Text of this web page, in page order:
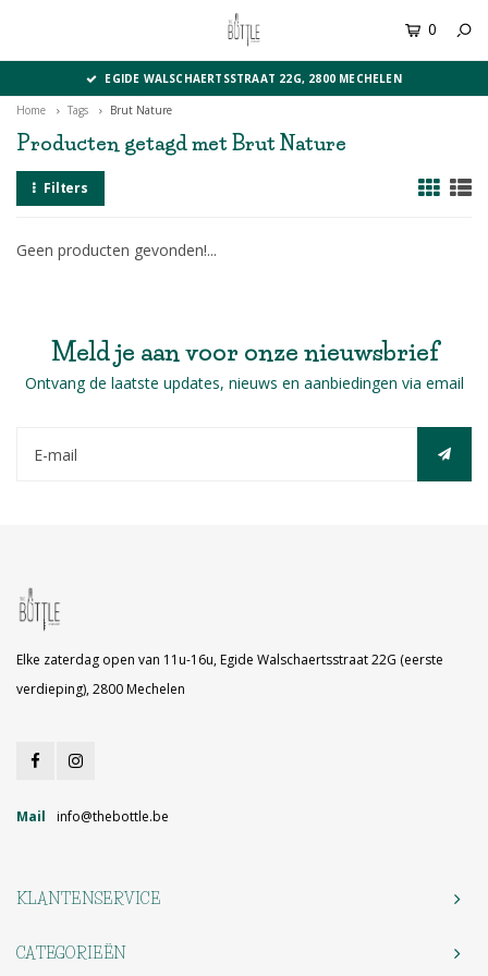
0
EGIDE WALSCHAERTSSTRAAT 22G, 2800 MECHELEN
Home Tags Brut Nature
Producten getagd met Brut Nature
Filters
Geen producten gevonden!...
Meld je aan voor onze nieuwsbrief
Ontvang de laatste updates, nieuws en aanbiedingen via email
Elke zaterdag open van 11u-16u, Egide Walschaertsstraat 22G (eerste
verdieping), 2800 Mechelen
Mail info@thebottle.be
KLANTENSERVICE
CATEGORIEËN